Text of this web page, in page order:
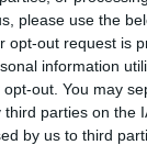
please use the
opt-out request is
information
out. You may
parties on the
by us to third
-